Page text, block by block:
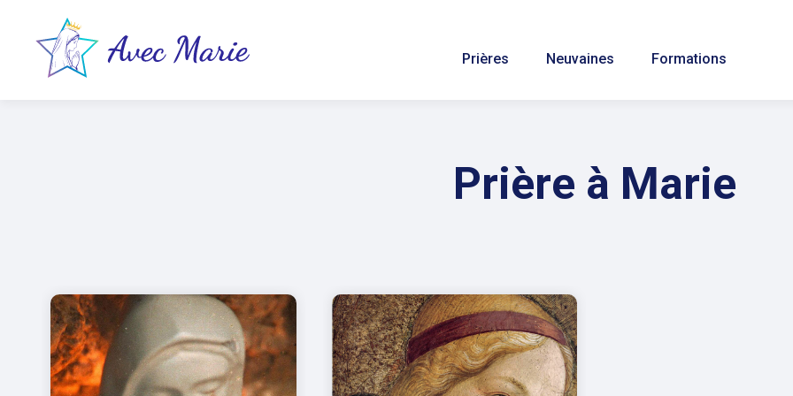
Prières Neuvaines Formations
Prière à Marie